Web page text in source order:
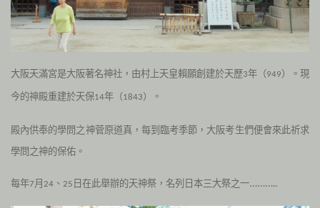
大阪天滿宮是大阪著名神社，由村上天皇賴願創建於天歷3年（949）。 現
今的神殿重建於天保14年（1843）。
殿內供奉的學問之神菅原道真，每到臨考季節，大阪考生們便會來此祈求
學問之神的保佑。
每年7 月 24 、 25 日在此舉辦的天神祭，名列日本三大祭之一………..